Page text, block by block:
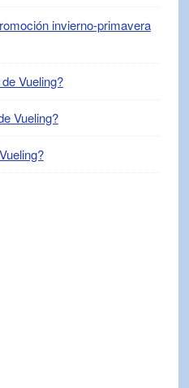
invierno-primavera
Vueling?
Vueling?